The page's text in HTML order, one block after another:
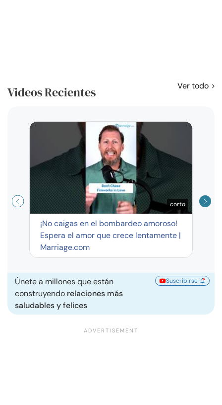
Videos Recientes Ver todo
corto
¡No caigas en el bombardeo amoroso!
Espera el amor que crece lentamente |
Marriage.com
Únete a millones que están
construyendo relaciones más
saludables y felices
Suscribirse